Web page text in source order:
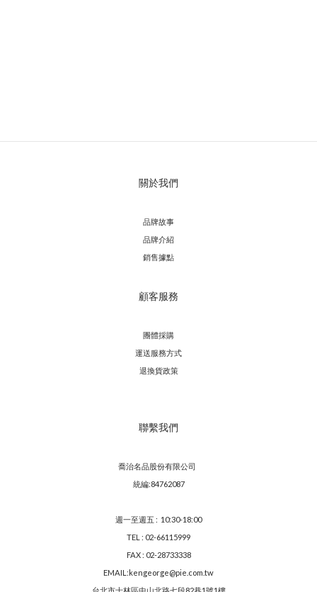
關於我們
品牌故事
品牌介紹
銷售據點
顧客服務
團體採購
運送服務方式
退換貨政策
聯繫我們
喬治名品股份有限公司
統編:84762087
週一至週五 : 10:30-18:00
TEL : 02-66115999
FAX : 02-28733338
EMAIL:kengeorge@pie.com.tw